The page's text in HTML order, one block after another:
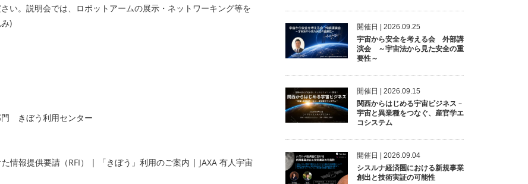
い。説明会では、ロボットアームの展示・ネットワーキング等を
)
門 きぼう利用センター
情報提供要請（RFI） | 「きぼう」利用のご案内 | JAXA 有人宇宙
開催⽇ | 2026.09.25
宇宙から安全を考える会 外部講
演会 ～宇宙法から見た安全の重
要性～
開催⽇ | 2026.09.15
関西からはじめる宇宙ビジネス –
宇宙と異業種をつなぐ、産官学エ
コシステム
開催⽇ | 2026.09.04
シスルナ経済圏における新規事業
創出と技術実証の可能性